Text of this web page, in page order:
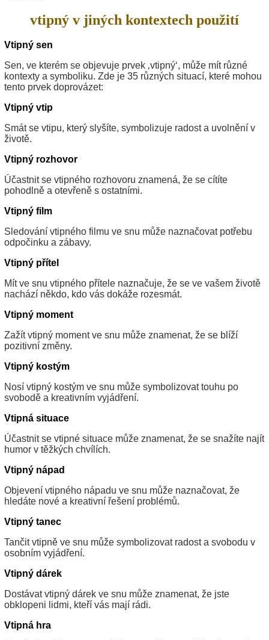
vtipný v jiných kontextech použití
Vtipný sen
Sen, ve kterém se objevuje prvek ‚vtipný‘, může mít různé
kontexty a symboliku. Zde je 35 různých situací, které mohou
tento prvek doprovázet:
Vtipný vtip
Smát se vtipu, který slyšíte, symbolizuje radost a uvolnění v
životě.
Vtipný rozhovor
Účastnit se vtipného rozhovoru znamená, že se cítíte
pohodlně a otevřeně s ostatními.
Vtipný film
Sledování vtipného filmu ve snu může naznačovat potřebu
odpočinku a zábavy.
Vtipný přítel
Mít ve snu vtipného přítele naznačuje, že se ve vašem životě
nachází někdo, kdo vás dokáže rozesmát.
Vtipný moment
Zažít vtipný moment ve snu může znamenat, že se blíží
pozitivní změny.
Vtipný kostým
Nosí vtipný kostým ve snu může symbolizovat touhu po
svobodě a kreativním vyjádření.
Vtipná situace
Účastnit se vtipné situace může znamenat, že se snažíte najít
humor v těžkých chvílích.
Vtipný nápad
Objevení vtipného nápadu ve snu může naznačovat, že
hledáte nové a kreativní řešení problémů.
Vtipný tanec
Tančit vtipně ve snu může symbolizovat radost a svobodu v
osobním vyjádření.
Vtipný dárek
Dostávat vtipný dárek ve snu může znamenat, že jste
obklopeni lidmi, kteří vás mají rádi.
Vtipná hra